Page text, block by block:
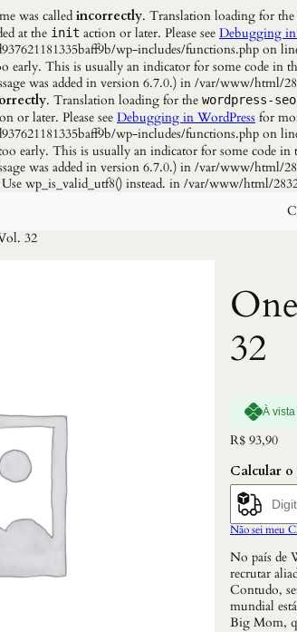
was called incorrectly. Translation loading for the
at the init action or later. Please see Debugging in
wp-includes/functions.php on
early. This is usually an indicator for some code
was added in version 6.7.0.) in /var/www/html/
. Translation loading for the wordpress-seo
or later. Please see Debugging in WordPress for
wp-includes/functions.php on
early. This is usually an indicator for some code
was added in version 6.7.0.) in /var/www/html/
wp_is_valid_utf8() instead. in /var/www/html/
32
32
À
R$ 93,90
Calcular o
Não sei meu
No país de
recrutar
Contudo,
mundial
Big Mom,